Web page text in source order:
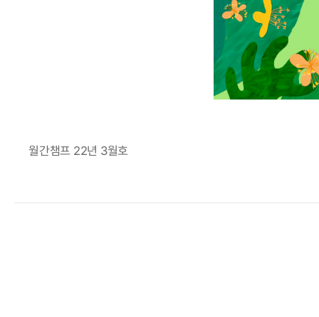
월간챔프 22년 3월호